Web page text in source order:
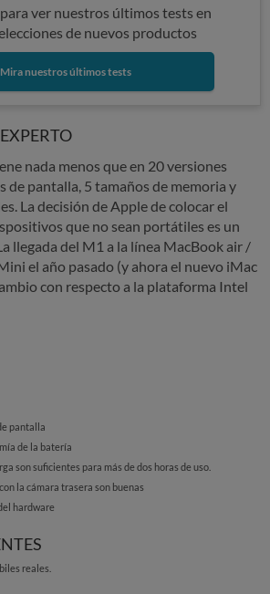
ver nuestros últimos tests en
de nuevos productos
Mira nuestros últimos tests
nada menos que en 20 versiones
de pantalla, 5 tamaños de memoria y
La decisión de Apple de colocar el
que no sean portátiles es un
llegada del M1 a la línea MacBook air /
el año pasado (y ahora el nuevo iMac
con respecto a la plataforma Intel
pantalla
de la batería
son suficientes para más de dos horas de uso.
la cámara trasera son buenas
hardware
reales.